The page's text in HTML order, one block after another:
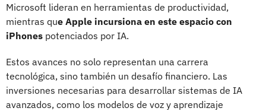
Microsoft lideran en herramientas de productividad,
mientras que Apple incursiona en este espacio con
iPhones potenciados por IA.
Estos avances no solo representan una carrera
tecnológica, sino también un desafío financiero. Las
inversiones necesarias para desarrollar sistemas de IA
avanzados, como los modelos de voz y aprendizaje